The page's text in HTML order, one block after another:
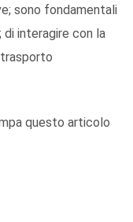
sono fondamentali
interagire con la
questo articolo